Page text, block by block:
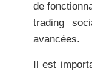
de
trading
avancées.
Il est